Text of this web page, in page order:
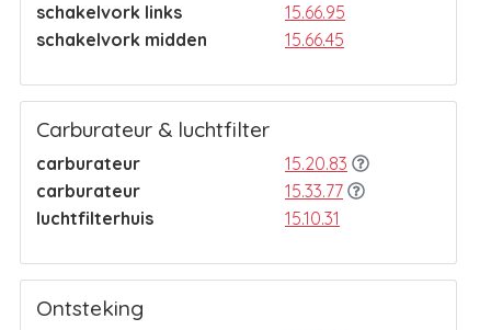
schakelvork links
15.66.95
schakelvork midden
15.66.45
Carburateur & luchtfilter
carburateur
15.20.83
carburateur
15.33.77
luchtfilterhuis
15.10.31
Ontsteking